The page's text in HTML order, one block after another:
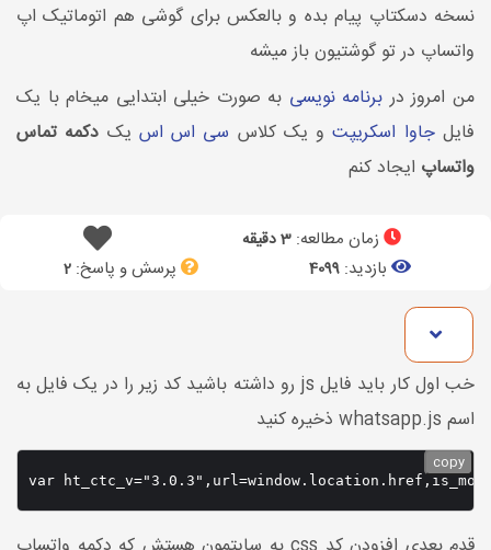
نسخه دسکتاپ پیام بده و بالعکس برای گوشی هم اتوماتیک اپ
واتساپ در تو گوشتیون باز میشه
من امروز در برنامه نویسی به صورت خیلی ابتدایی میخام با یک
فایلجاوا اسکریپتو یک کلاس سی اس اس یک دکمه تماس
واتساپ ایجاد کنم
زمان مطالعه: 3 دقیقه
بازدید: 4099 پرسش و پاسخ: 2
خب اول کار باید فایل js رو داشته باشید کد زیر را در یک فایل به
اسم whatsapp.js ذخیره کنید
var
copy